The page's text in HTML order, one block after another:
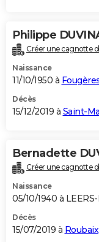
Philippe
Créer une cagnotte
Naissance
11/10/1950 à
Décès
15/12/2019 à Saint-
Bernadette
Créer une cagnotte
Naissance
05/10/1940 à
Décès
15/07/2019 à Roubaix